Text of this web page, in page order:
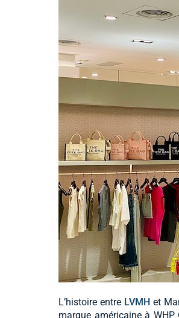
L’histoire entre LVMHet
marque américaine à